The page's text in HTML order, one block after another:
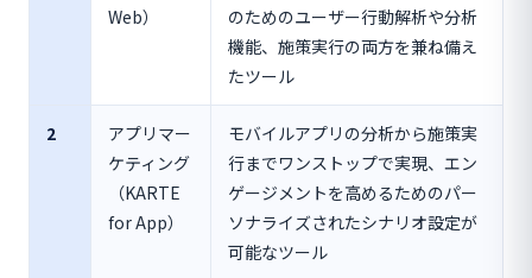
Web）
のためのユーザー行動解析や分析
機能、施策実行の両方を兼ね備え
たツール
2
アプリマー
ケティング
（KARTE
for App）
モバイルアプリの分析から施策実
行までワンストップで実現、エン
ゲージメントを高めるためのパー
ソナライズされたシナリオ設定が
可能なツール